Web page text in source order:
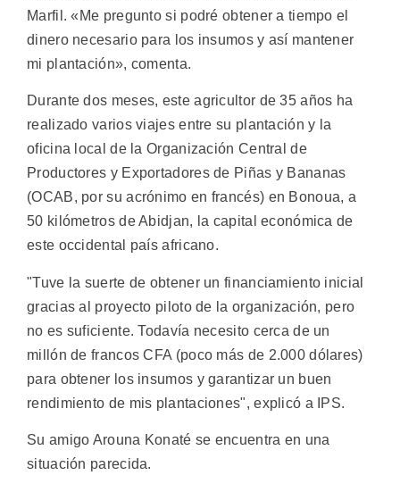
Marfil. «Me pregunto si podré obtener a tiempo el
dinero necesario para los insumos y así mantener
mi plantación», comenta.
Durante dos meses, este agricultor de 35 años ha
realizado varios viajes entre su plantación y la
oficina local de la Organización Central de
Productores y Exportadores de Piñas y Bananas
(OCAB, por su acrónimo en francés) en Bonoua, a
50 kilómetros de Abidjan, la capital económica de
este occidental país africano.
"Tuve la suerte de obtener un financiamiento inicial
gracias al proyecto piloto de la organización, pero
no es suficiente. Todavía necesito cerca de un
millón de francos CFA (poco más de 2.000 dólares)
para obtener los insumos y garantizar un buen
rendimiento de mis plantaciones", explicó a IPS.
Su amigo Arouna Konaté se encuentra en una
situación parecida.